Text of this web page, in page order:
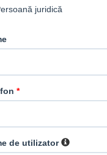
juridică
de utilizator